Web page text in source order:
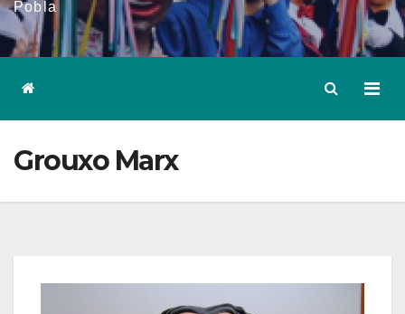
Pobla
Grouxo Marx